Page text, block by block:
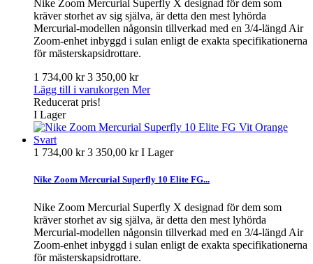
Nike Zoom Mercurial Superfly X designad för dem som
kräver storhet av sig själva, är detta den mest lyhörda
Mercurial-modellen någonsin tillverkad med en 3/4-längd Air
Zoom-enhet inbyggd i sulan enligt de exakta specifikationerna
för mästerskapsidrottare.
1 734,00 kr3 350,00 kr
Lägg till i varukorgen Mer
Reducerat pris!
I Lager
1 734,00 kr3 350,00 krI Lager
Nike Zoom Mercurial Superfly 10 Elite FG...
Nike Zoom Mercurial Superfly X designad för dem som
kräver storhet av sig själva, är detta den mest lyhörda
Mercurial-modellen någonsin tillverkad med en 3/4-längd Air
Zoom-enhet inbyggd i sulan enligt de exakta specifikationerna
för mästerskapsidrottare.